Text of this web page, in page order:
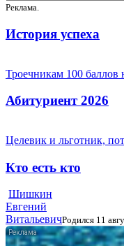
Реклама.
История успеха
Троечникам 100 баллов
Абитуриент 2026
Целевик и льготник,
Кто есть кто
Шишкин
Евгений
ВитальевичРодился 11